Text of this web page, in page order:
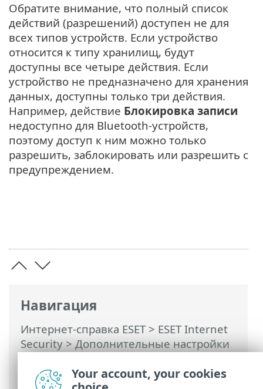
Навигация
Интернет-справка ESET> ESET Internet
Security>Дополнительные настройки
Группы устройств
Обратите внимание, что полный список
действий (разрешений) доступен не для
всех типов устройств. Если устройство
относится к типу хранилищ, будут
доступны все четыре действия. Если
устройство не предназначено для хранения
данных, доступны только три действия.
Например, действие Блокировка записи
недоступно для Bluetooth-устройств,
поэтому доступ к ним можно только
разрешить, заблокировать или разрешить с
предупреждением.
Your account, your cookies